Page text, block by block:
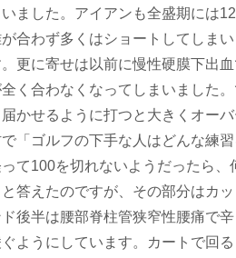
ました。アイアンも全盛期には
合わず多くはショートしてしま
更に寄せは以前に慢性硬膜下出
く合わなくなってしまいました
かせるように打つと大きくオー
「ゴルフの下手な人はどんな練
て100を切れないようだったら
と答えたのですが、その部分はカッ
後半は腰部脊柱管狭窄性腰痛で
ようにしています。カートで回